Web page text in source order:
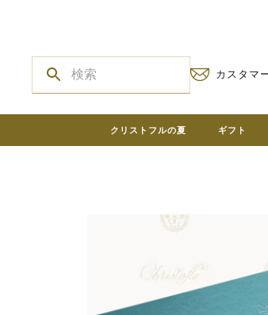
カスタマ
クリストフルの夏 ギフト